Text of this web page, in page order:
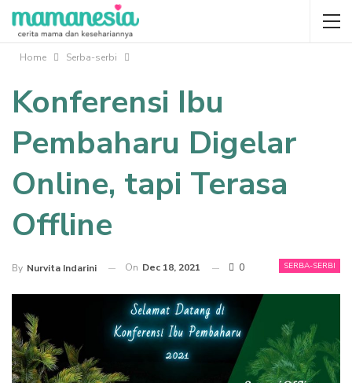
Home Serba-serbi
Konferensi Ibu
Pembaharu Digelar
Online, tapi Terasa
Offline
SERBA-SERBI
By Nurvita Indarini On Dec 18, 2021 0